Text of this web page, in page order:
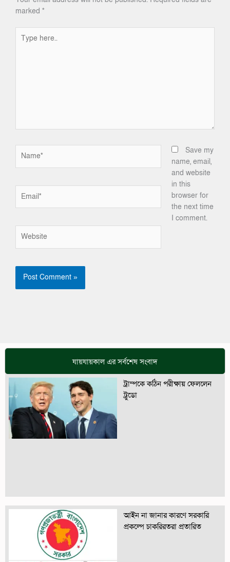
marked *
here..
Save my
name, email,
and website
in this
browser for
the next time
I comment.
যায়যায়কাল এর সর্বশেষ সংবাদ
ট্রাম্পকে কঠিন পরীক্ষায় ফেললেন
ট্রুডো
আইন না জানার কারণে সরকারি
প্রকল্পে চাকরিরতরা প্রতারিত